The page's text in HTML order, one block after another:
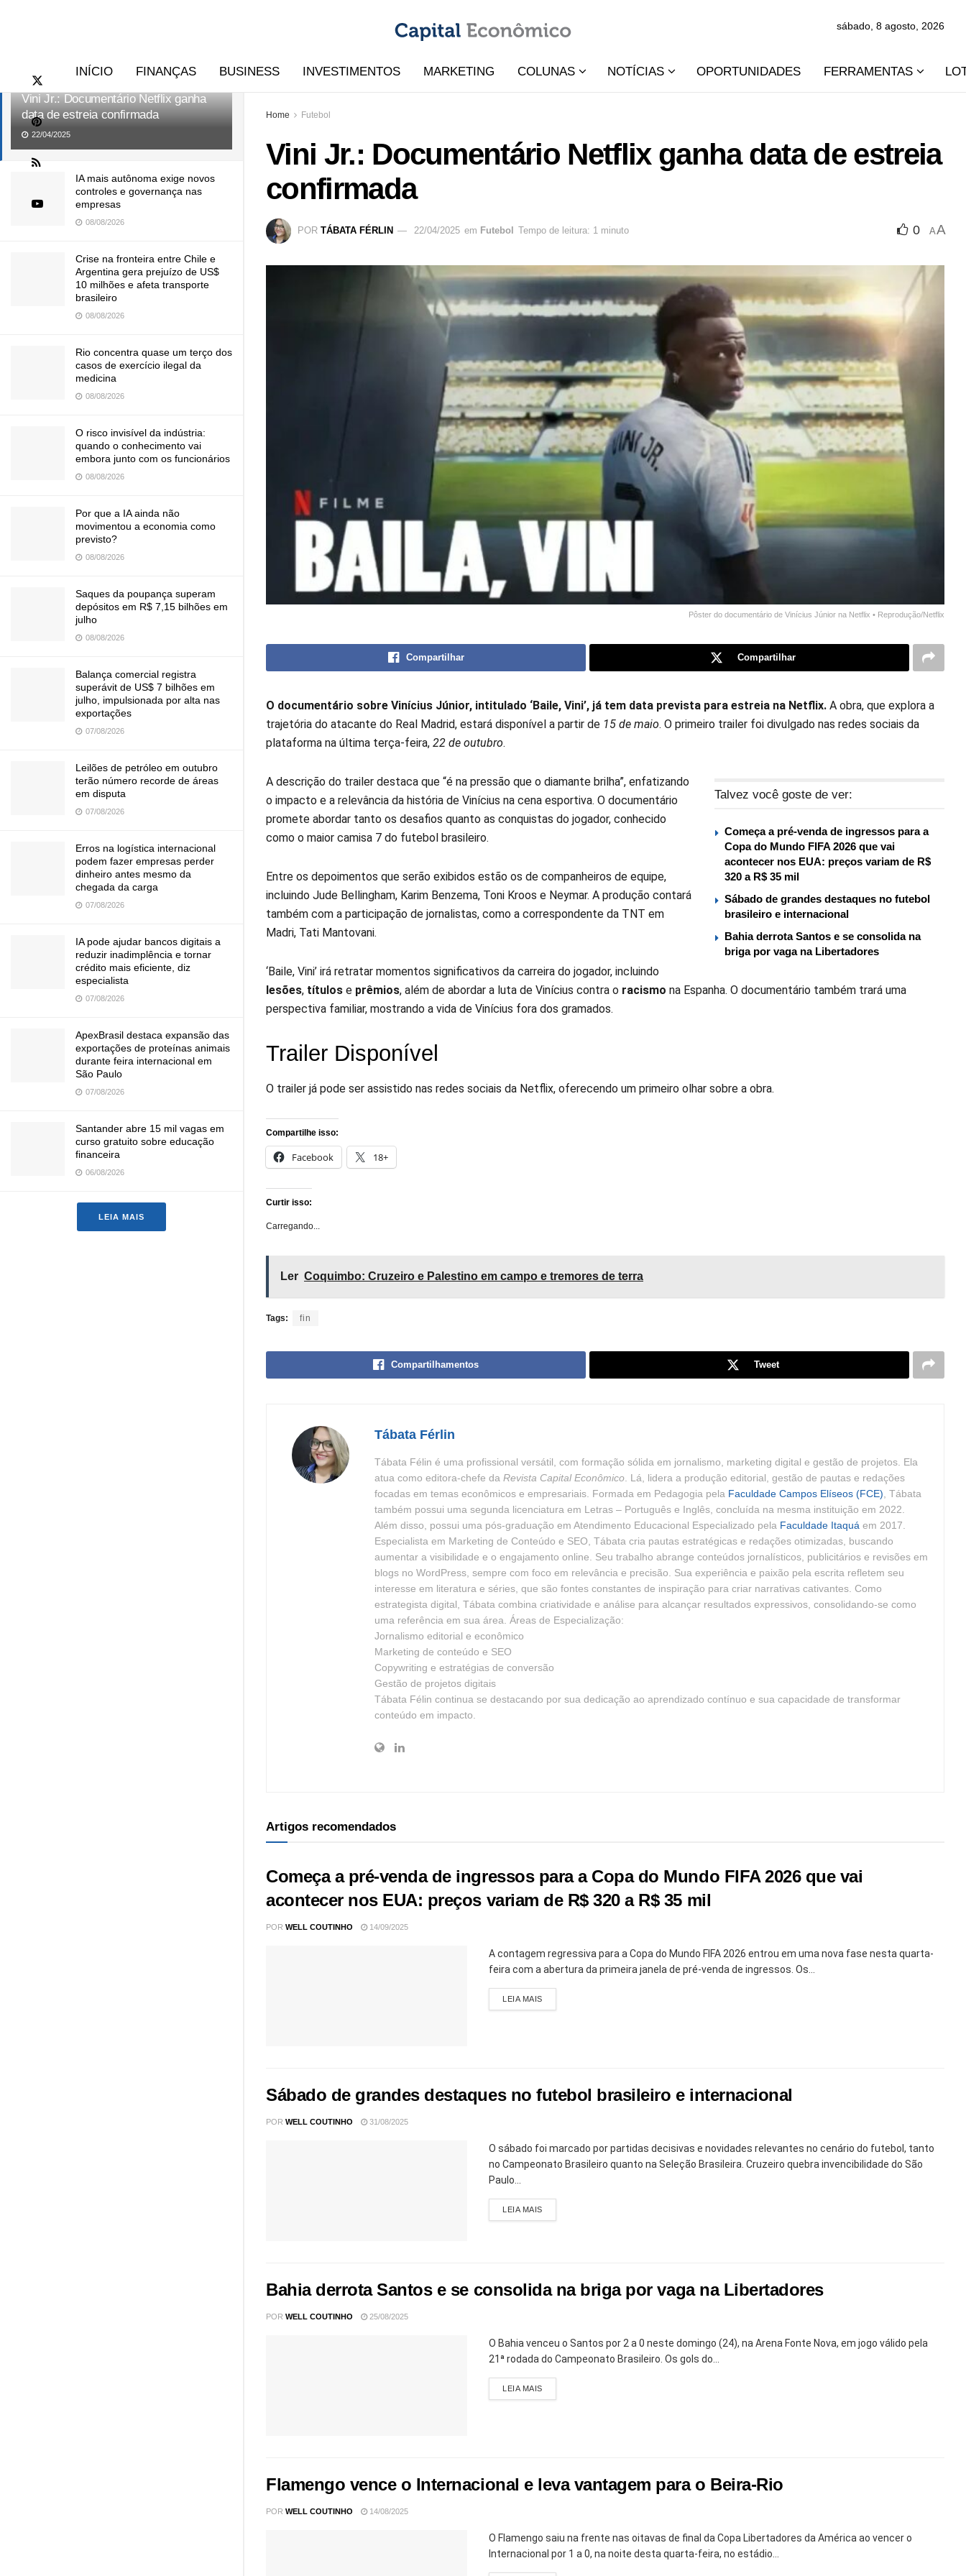
Vini Jr.: Documentário Netflix ganha
data de estreia confirmada
22/04/2025
IA mais autônoma exige novos
controles e governança nas
empresas
08/08/2026
Crise na fronteira entre Chile e
Argentina gera prejuízo de US$
10 milhões e afeta transporte
brasileiro
08/08/2026
Rio concentra quase um terço dos
casos de exercício ilegal da
medicina
08/08/2026
O risco invisível da indústria:
quando o conhecimento vai
embora junto com os funcionários
08/08/2026
Por que a IA ainda não
movimentou a economia como
previsto?
08/08/2026
Saques da poupança superam
depósitos em R$ 7,15 bilhões em
julho
08/08/2026
Balança comercial registra
superávit de US$ 7 bilhões em
julho, impulsionada por alta nas
exportações
07/08/2026
Leilões de petróleo em outubro
terão número recorde de áreas
em disputa
07/08/2026
Erros na logística internacional
podem fazer empresas perder
dinheiro antes mesmo da
chegada da carga
07/08/2026
IA pode ajudar bancos digitais a
reduzir inadimplência e tornar
crédito mais eficiente, diz
especialista
07/08/2026
ApexBrasil destaca expansão das
exportações de proteínas animais
durante feira internacional em
São Paulo
07/08/2026
Santander abre 15 mil vagas em
curso gratuito sobre educação
financeira
06/08/2026
LEIA MAIS
sábado, 8 agosto, 2026
INÍCIO FINANÇAS BUSINESS INVESTIMENTOS MARKETING COLUNAS NOTÍCIAS OPORTUNIDADES FERRAMENTAS
Home Futebol
Vini Jr.: Documentário Netflix ganha data de estreia
confirmada
POR TÁBATA FÉRLIN 22/04/2025 em Futebol Tempo de leitura: 1 minuto 0 AA
Pôster do documentário de Vinícius Júnior na Netflix • Reprodução/Netflix
Compartilhar Compartilhar
O documentário sobre Vinícius Júnior, intitulado ‘Baile, Vini’, já tem data prevista para estreia na Netflix. A obra, que explora a
trajetória do atacante do Real Madrid, estará disponível a partir de 15 de maio. O primeiro trailer foi divulgado nas redes sociais da
plataforma na última terça-feira, 22 de outubro.
Talvez você goste de ver:
Começa a pré-venda de ingressos para a
Copa do Mundo FIFA 2026 que vai
acontecer nos EUA: preços variam de R$
320 a R$ 35 mil
Sábado de grandes destaques no futebol
brasileiro e internacional
Bahia derrota Santos e se consolida na
briga por vaga na Libertadores
A descrição do trailer destaca que “é na pressão que o diamante brilha”, enfatizando
o impacto e a relevância da história de Vinícius na cena esportiva. O documentário
promete abordar tanto os desafios quanto as conquistas do jogador, conhecido
como o maior camisa 7 do futebol brasileiro.
Entre os depoimentos que serão exibidos estão os de companheiros de equipe,
incluindo Jude Bellingham, Karim Benzema, Toni Kroos e Neymar. A produção contará
também com a participação de jornalistas, como a correspondente da TNT em
Madri, Tati Mantovani.
‘Baile, Vini’ irá retratar momentos significativos da carreira do jogador, incluindo
lesões, títulos e prêmios, além de abordar a luta de Vinícius contra o racismo na Espanha. O documentário também trará uma
perspectiva familiar, mostrando a vida de Vinícius fora dos gramados.
Trailer Disponível
O trailer já pode ser assistido nas redes sociais da Netflix, oferecendo um primeiro olhar sobre a obra.
Compartilhe isso:
Facebook 18+
Curtir isso:
Carregando...
Ler Coquimbo: Cruzeiro e Palestino em campo e tremores de terra
Tags: fin
Compartilhamentos Tweet
Tábata Férlin
Tábata Félin é uma profissional versátil, com formação sólida em jornalismo, marketing digital e gestão de projetos. Ela
atua como editora-chefe da Revista Capital Econômico. Lá, lidera a produção editorial, gestão de pautas e redações
focadas em temas econômicos e empresariais. Formada em Pedagogia pela Faculdade Campos Elíseos (FCE), Tábata
também possui uma segunda licenciatura em Letras – Português e Inglês, concluída na mesma instituição em 2022.
Além disso, possui uma pós-graduação em Atendimento Educacional Especializado pela Faculdade Itaquá em 2017.
Especialista em Marketing de Conteúdo e SEO, Tábata cria pautas estratégicas e redações otimizadas, buscando
aumentar a visibilidade e o engajamento online. Seu trabalho abrange conteúdos jornalísticos, publicitários e revisões em
blogs no WordPress, sempre com foco em relevância e precisão. Sua experiência e paixão pela escrita refletem seu
interesse em literatura e séries, que são fontes constantes de inspiração para criar narrativas cativantes. Como
estrategista digital, Tábata combina criatividade e análise para alcançar resultados expressivos, consolidando-se como
uma referência em sua área. Áreas de Especialização:
Jornalismo editorial e econômico
Marketing de conteúdo e SEO
Copywriting e estratégias de conversão
Gestão de projetos digitais
Tábata Félin continua se destacando por sua dedicação ao aprendizado contínuo e sua capacidade de transformar
conteúdo em impacto.
Artigos recomendados
Começa a pré-venda de ingressos para a Copa do Mundo FIFA 2026 que vai
acontecer nos EUA: preços variam de R$ 320 a R$ 35 mil
POR WELL COUTINHO 14/09/2025
A contagem regressiva para a Copa do Mundo FIFA 2026 entrou em uma nova fase nesta quarta-
feira com a abertura da primeira janela de pré-venda de ingressos. Os...
LEIA MAIS
Sábado de grandes destaques no futebol brasileiro e internacional
POR WELL COUTINHO 31/08/2025
O sábado foi marcado por partidas decisivas e novidades relevantes no cenário do futebol, tanto
no Campeonato Brasileiro quanto na Seleção Brasileira. Cruzeiro quebra invencibilidade do São
Paulo...
LEIA MAIS
Bahia derrota Santos e se consolida na briga por vaga na Libertadores
POR WELL COUTINHO 25/08/2025
O Bahia venceu o Santos por 2 a 0 neste domingo (24), na Arena Fonte Nova, em jogo válido pela
21ª rodada do Campeonato Brasileiro. Os gols do...
LEIA MAIS
Flamengo vence o Internacional e leva vantagem para o Beira-Rio
POR WELL COUTINHO 14/08/2025
O Flamengo saiu na frente nas oitavas de final da Copa Libertadores da América ao vencer o
Internacional por 1 a 0, na noite desta quarta-feira, no estádio...